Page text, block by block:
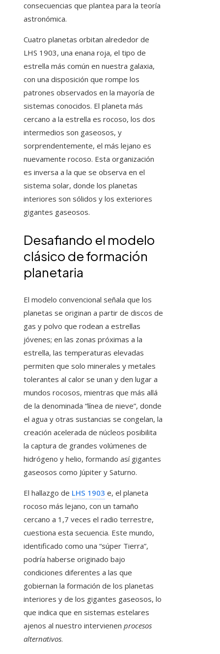
consecuencias que plantea para la teoría
astronómica.
Cuatro planetas orbitan alrededor de
LHS 1903, una enana roja, el tipo de
estrella más común en nuestra galaxia,
con una disposición que rompe los
patrones observados en la mayoría de
sistemas conocidos. El planeta más
cercano a la estrella es rocoso, los dos
intermedios son gaseosos, y
sorprendentemente, el más lejano es
nuevamente rocoso. Esta organización
es inversa a la que se observa en el
sistema solar, donde los planetas
interiores son sólidos y los exteriores
gigantes gaseosos.
Desafiando el modelo
clásico de formación
planetaria
El modelo convencional señala que los
planetas se originan a partir de discos de
gas y polvo que rodean a estrellas
jóvenes; en las zonas próximas a la
estrella, las temperaturas elevadas
permiten que solo minerales y metales
tolerantes al calor se unan y den lugar a
mundos rocosos, mientras que más allá
de la denominada “línea de nieve”, donde
el agua y otras sustancias se congelan, la
creación acelerada de núcleos posibilita
la captura de grandes volúmenes de
hidrógeno y helio, formando así gigantes
gaseosos como Júpiter y Saturno.
El hallazgo de LHS 1903 e, el planeta
rocoso más lejano, con un tamaño
cercano a 1,7 veces el radio terrestre,
cuestiona esta secuencia. Este mundo,
identificado como una “súper Tierra”,
podría haberse originado bajo
condiciones diferentes a las que
gobiernan la formación de los planetas
interiores y de los gigantes gaseosos, lo
que indica que en sistemas estelares
ajenos al nuestro intervienen procesos
alternativos.